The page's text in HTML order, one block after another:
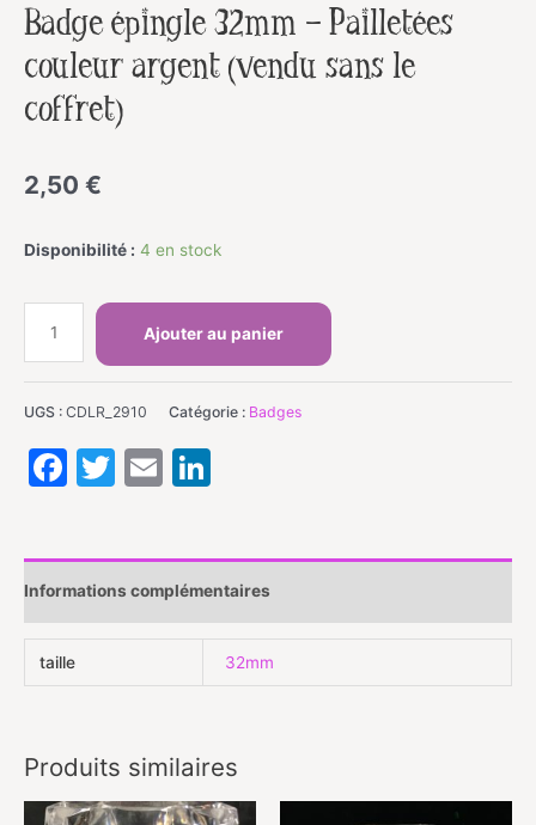
Badge épingle 32mm – Pailletées
couleur argent (vendu sans le
coffret)
2,50 €
Disponibilité : 4 en stock
quantité
Badge
épingle
-
couleur
(vendu
sans
Ajouter au panier
UGS : CDLR_2910 Catégorie : Badges
Facebook
Twitter
Email
Informations complémentaires
taille 32mm
Produits similaires